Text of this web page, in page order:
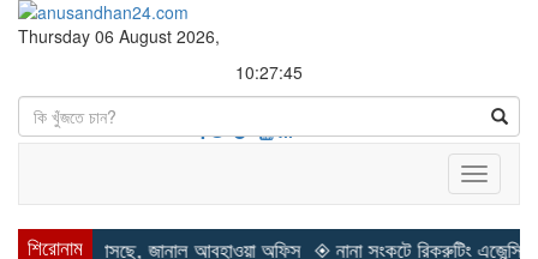
Thursday 06 August 2026,
10:27:47
Search
Toggle
শিরোনাম
জানাল আবহাওয়া অফিস ◈ নানা সংকটে রিক্রুটিং এজেন্সি, হুমকির মুখে শ্রম